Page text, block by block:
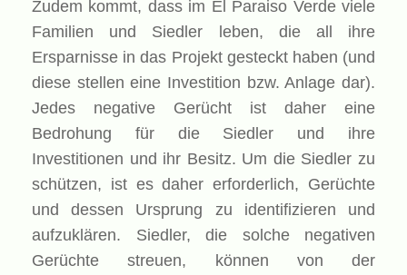
Zudem kommt, dass im El Paraiso Verde viele
Familien und Siedler leben, die all ihre
Ersparnisse in das Projekt gesteckt haben (und
diese stellen eine Investition bzw. Anlage dar).
Jedes negative Gerücht ist daher eine
Bedrohung für die Siedler und ihre
Investitionen und ihr Besitz. Um die Siedler zu
schützen, ist es daher erforderlich, Gerüchte
und dessen Ursprung zu identifizieren und
aufzuklären. Siedler, die solche negativen
Gerüchte streuen, können von der